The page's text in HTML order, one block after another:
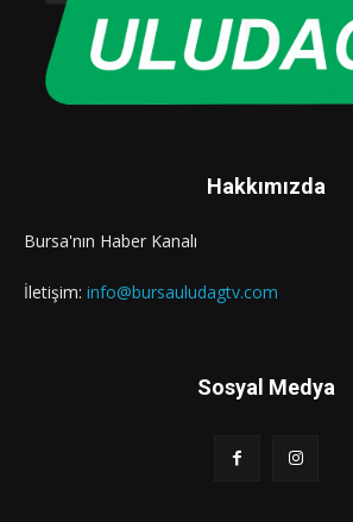
Hakkımızda
Bursa'nın Haber Kanalı
İletişim: info@bursauludagtv.com
Sosyal Medya